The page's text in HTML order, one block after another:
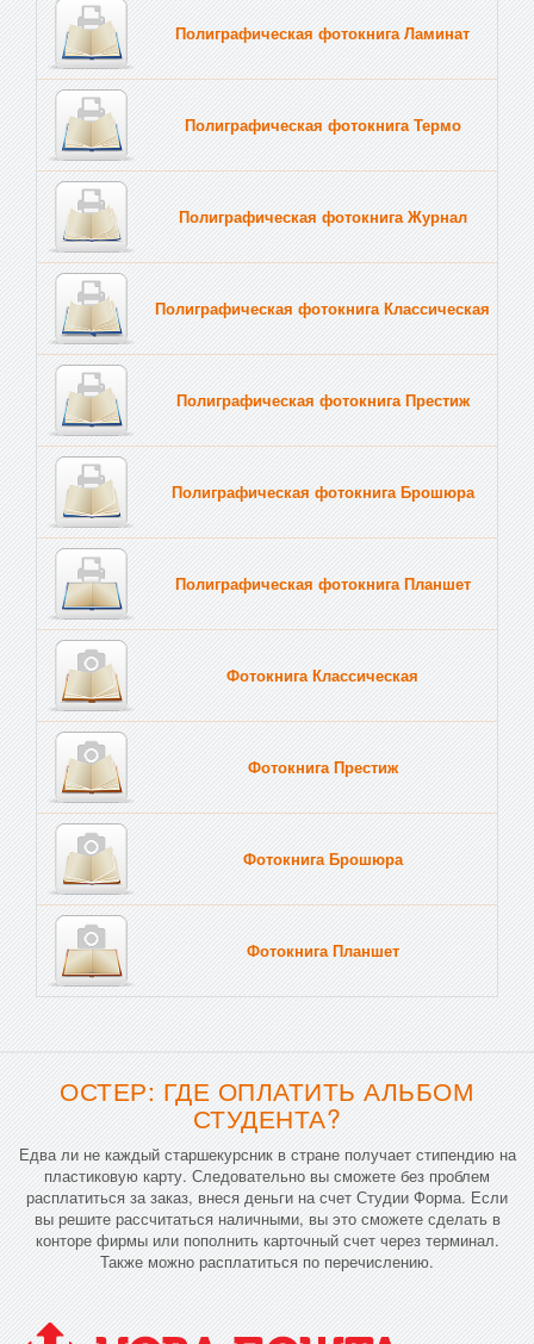
Полиграфическая фотокнига Ламинат
Полиграфическая фотокнига Термо
Полиграфическая фотокнига Журнал
Полиграфическая фотокнига Классическая
Полиграфическая фотокнига Престиж
Полиграфическая фотокнига Брошюра
Полиграфическая фотокнига Планшет
Фотокнига Классическая
Фотокнига Престиж
Фотокнига Брошюра
Фотокнига Планшет
ОСТЕР: ГДЕ ОПЛАТИТЬ АЛЬБОМ
СТУДЕНТА?
Едва ли не каждый старшекурсник в стране получает стипендию на
пластиковую карту. Следовательно вы сможете без проблем
расплатиться за заказ, внеся деньги на счет Студии Форма. Если
вы решите рассчитаться наличными, вы это сможете сделать в
конторе фирмы или пополнить карточный счет через терминал.
Также можно расплатиться по перечислению.